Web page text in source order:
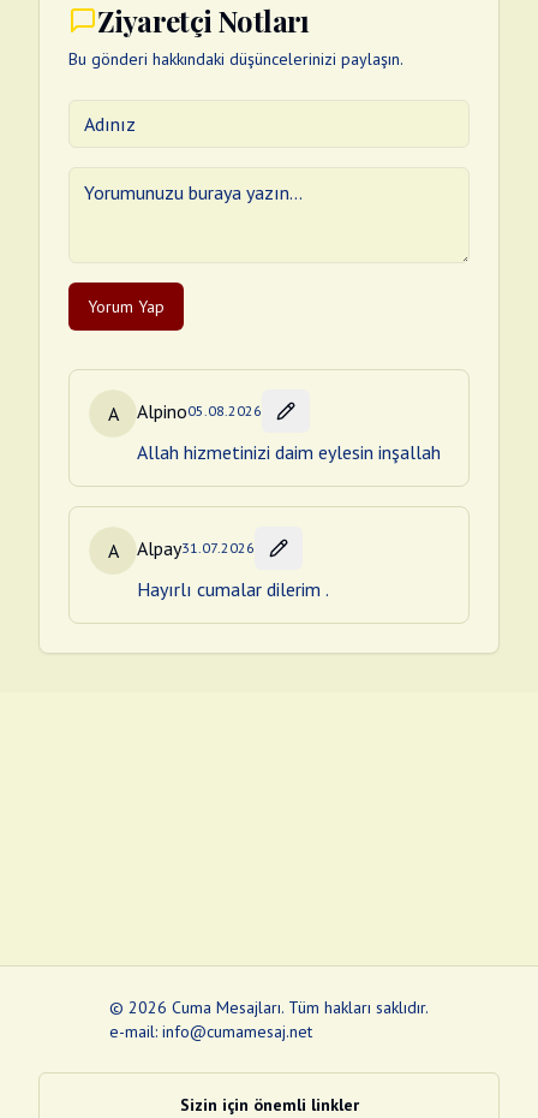
Ziyaretçi Notları
Bu gönderi hakkındaki düşüncelerinizi paylaşın.
Yorum Yap
A Alpino05.08.2026
Allah hizmetinizi daim eylesin inşallah
A Alpay31.07.2026
Hayırlı cumalar dilerim .
© 2026 Cuma Mesajları. Tüm hakları saklıdır.
e-mail: info@cumamesaj.net
Sizin için önemli linkler